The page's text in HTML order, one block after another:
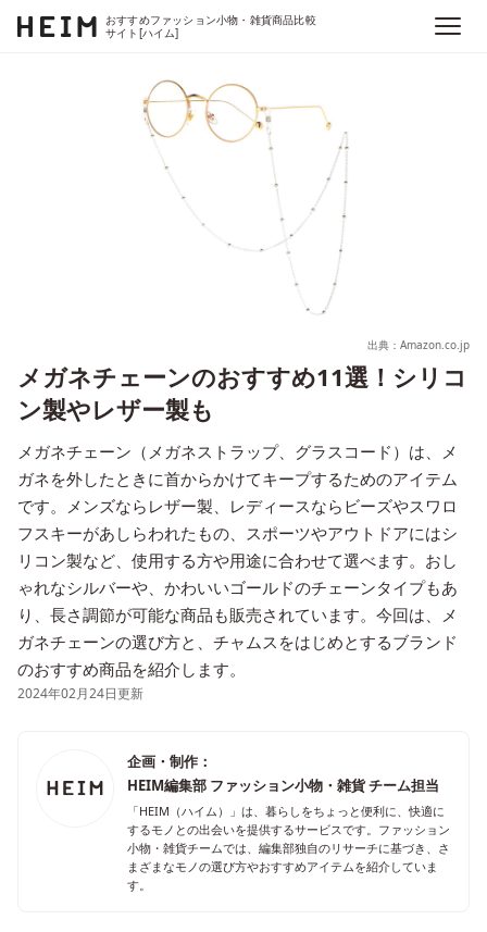
おすすめファッション小物・雑貨商品比較
サイト[ハイム]
出典：Amazon.co.jp
メガネチェーンのおすすめ11選！シリコ
ン製やレザー製も
メガネチェーン（メガネストラップ、グラスコード）は、メ
ガネを外したときに首からかけてキープするためのアイテム
です。メンズならレザー製、レディースならビーズやスワロ
フスキーがあしらわれたもの、スポーツやアウトドアにはシ
リコン製など、使用する方や用途に合わせて選べます。おし
ゃれなシルバーや、かわいいゴールドのチェーンタイプもあ
り、長さ調節が可能な商品も販売されています。今回は、メ
ガネチェーンの選び方と、チャムスをはじめとするブランド
のおすすめ商品を紹介します。
2024年02月24日更新
企画・制作：
HEIM編集部 ファッション小物・雑貨 チーム担当
「HEIM（ハイム）」は、暮らしをちょっと便利に、快適に
するモノとの出会いを提供するサービスです。ファッション
小物・雑貨チームでは、編集部独自のリサーチに基づき、さ
まざまなモノの選び方やおすすめアイテムを紹介していま
す。